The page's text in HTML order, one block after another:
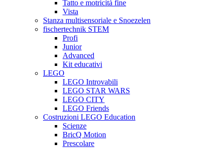
Tatto e motricità fine
Vista
Stanza multisensoriale e Snoezelen
fischertechnik STEM
Profi
Junior
Advanced
Kit educativi
LEGO
LEGO Introvabili
LEGO STAR WARS
LEGO CITY
LEGO Friends
Costruzioni LEGO Education
Scienze
BricQ Motion
Prescolare